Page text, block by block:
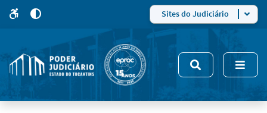
site
5
modo
de
alto
Sites do Judiciário